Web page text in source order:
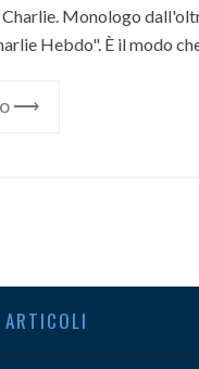
Charlie. Monologo
Hebdo". È il modo
⟶